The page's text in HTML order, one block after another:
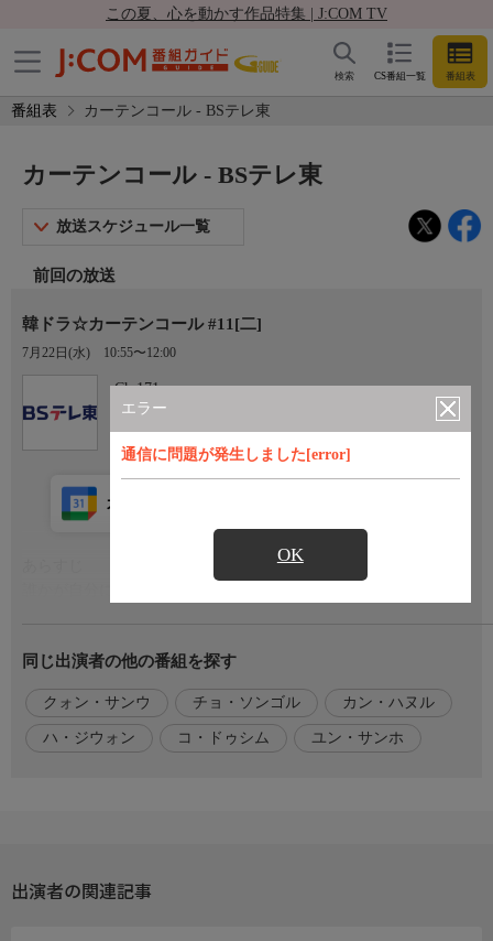
この夏、心を動かす作品特集 | J:COM TV
CS番組一覧 番組表
検索
番組表 カーテンコール - BSテレ東
エラー
通信に問題が発生しました[error]
OK
カーテンコール - BSテレ東
放送スケジュール一覧
前回の放送
韓ドラ☆カーテンコール #11[二]
7月22日(水) 10:55〜12:00
Ch.171
BSテレ東
カレンダー登録
会いに来たというヒョジンに会う。ムンソンに会ったと思ってい
るセヨンだったが、彼の正体は舞台役者のユ・ジェホンだと聞か
され…。
演出・脚本
同じ出演者の他の番組を探す
クォン・サンウ チョ・ソンゴル カン・ハヌル
ハ・ジウォン コ・ドゥシム ユン・サンホ
出演者の関連記事